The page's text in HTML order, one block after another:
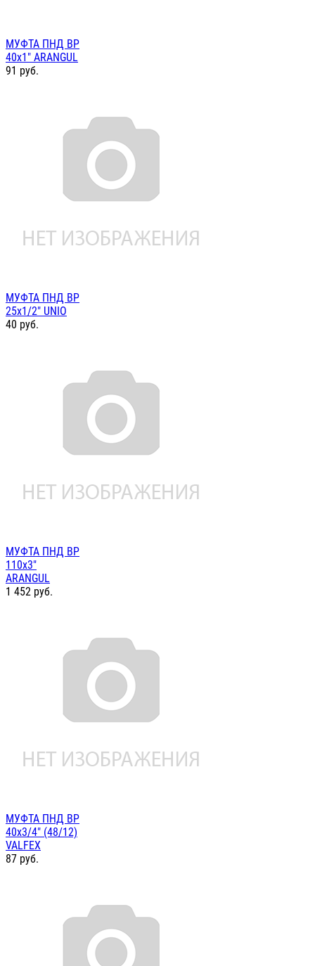
МУФТА ПНД ВР
40х1" ARANGUL
91 руб.
МУФТА ПНД ВР
25х1/2" UNIO
40 руб.
МУФТА ПНД ВР
110х3"
ARANGUL
1 452 руб.
МУФТА ПНД ВР
40х3/4" (48/12)
VALFEX
87 руб.